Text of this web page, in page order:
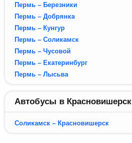
Пермь – Березники
Пермь – Добрянка
Пермь – Кунгур
Пермь – Соликамск
Пермь – Чусовой
Пермь – Екатеринбург
Пермь – Лысьва
Автобусы в Красновишерск
Соликамск – Красновишерск